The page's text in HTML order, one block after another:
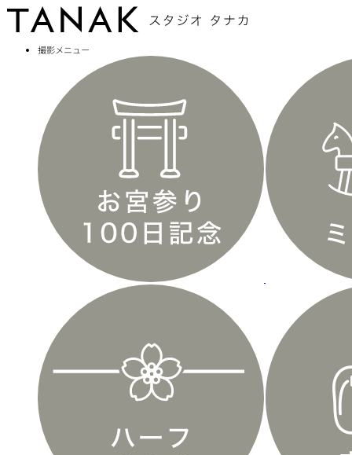
撮影メニュー